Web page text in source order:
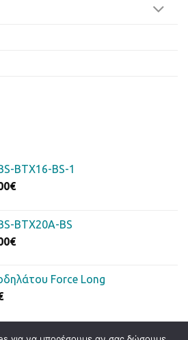
BTX16-BS-1
€Η
είναι:
74.00€.
BTX20A-BS
€Η
είναι:
Force Long
Η
τιμή